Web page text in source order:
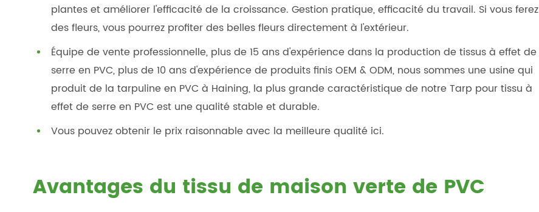
plantes et améliorer l'efficacité de la croissance. Gestion pratique, efficacité du travail. Si vous ferez
des fleurs, vous pourrez profiter des belles fleurs directement à l'extérieur.
Équipe de vente professionnelle, plus de 15 ans d'expérience dans la production de tissus à effet de
serre en PVC, plus de 10 ans d'expérience de produits finis OEM & ODM, nous sommes une usine qui
produit de la tarpuline en PVC à Haining, la plus grande caractéristique de notre Tarp pour tissu à
effet de serre en PVC est une qualité stable et durable.
Vous pouvez obtenir le prix raisonnable avec la meilleure qualité ici.
Avantages du tissu de maison verte de PVC